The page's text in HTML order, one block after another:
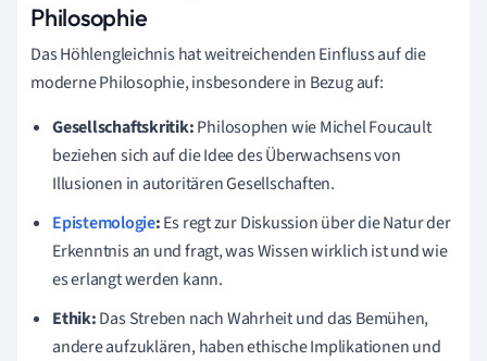
Philosophie
Das Höhlengleichnis hat weitreichenden Einfluss auf die
moderne Philosophie, insbesondere in Bezug auf:
Gesellschaftskritik:Philosophen wie Michel Foucault
beziehen sich auf die Idee des Überwachsens von
Illusionen in autoritären Gesellschaften.
Epistemologie:Es regt zur Diskussion über die Natur der
Erkenntnis an und fragt, was Wissen wirklich ist und wie
es erlangt werden kann.
Ethik:Das Streben nach Wahrheit und das Bemühen,
andere aufzuklären, haben ethische Implikationen und